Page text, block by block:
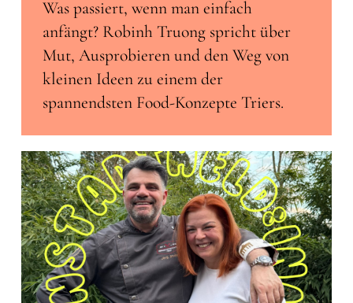
Was passiert, wenn man einfach
anfängt? Robinh Truong spricht über
Mut, Ausprobieren und den Weg von
kleinen Ideen zu einem der
spannendsten Food-Konzepte Triers.